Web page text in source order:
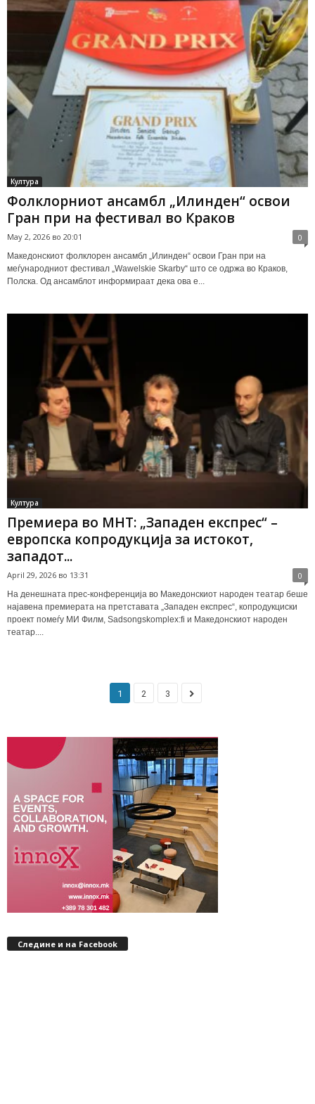
Култура
Фолклорниот ансамбл „Илинден“ освои
Гран при на фестивал во Краков
May 2, 2026 во 20:01 0
Македонскиот фолклорен ансамбл „Илинден“ освои Гран при на
меѓународниот фестивал „Wawelskie Skarby“ што се одржа во Краков,
Полска. Од ансамблот информираат дека ова е...
Култура
Премиера во МНТ: „Западен експрес“ –
европска копродукција за истокот,
западот...
April 29, 2026 во 13:31 0
На денешната прес-конференција во Македонскиот народен театар беше
најавена премиерата на претставата „Западен експрес“, копродукциски
проект помеѓу МИ Филм, Sadsongskomplex:fi и Македонскиот народен
театар....
1 2 3
Следине и на Facebook